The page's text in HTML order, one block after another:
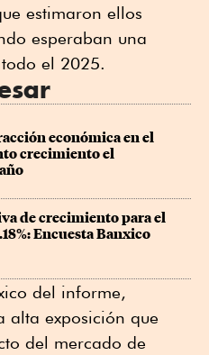
estimaron ellos
esperaban una
el 2025.
económica en el
crecimiento el
de crecimiento para el
Encuesta Banxico
del informe,
alta exposición que
del mercado de